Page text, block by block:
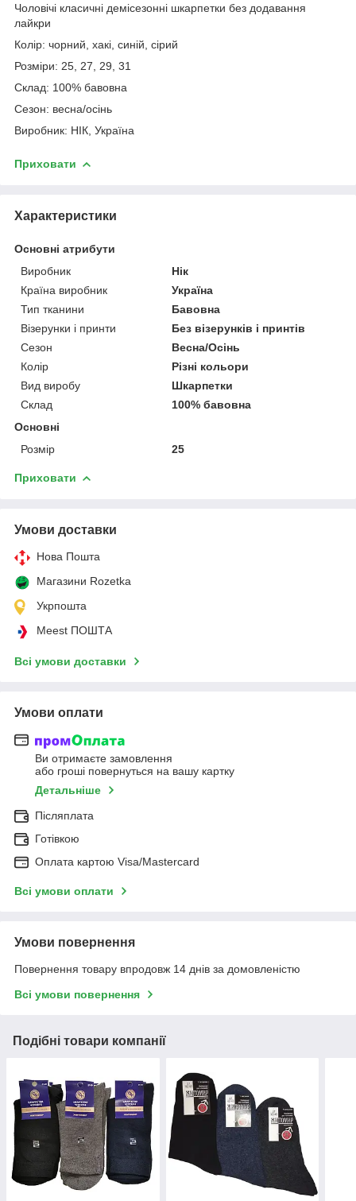
Чоловічі класичні демісезонні шкарпетки без додавання
лайкри
Колір: чорний, хакі, синій, сірий
Розміри: 25, 27, 29, 31
Склад: 100% бавовна
Сезон: весна/осінь
Виробник: НІК, Україна
Приховати
Характеристики
Основні атрибути
Виробник
Нік
Країна виробник
Україна
Тип тканини
Бавовна
Візерунки і принти
Без візерунків і принтів
Сезон
Весна/Осінь
Колір
Різні кольори
Вид виробу
Шкарпетки
Склад
100% бавовна
Основні
Розмір
25
Приховати
Умови доставки
Нова Пошта
Магазини Rozetka
Укрпошта
Meest ПОШТА
Всі умови доставки
Умови оплати
Ви отримаєте замовлення
або гроші повернуться на вашу картку
Детальніше
Післяплата
Готівкою
Оплата картою Visa/Mastercard
Всі умови оплати
Умови повернення
Повернення товару впродовж 14 днів за домовленістю
Всі умови повернення
Подібні товари компанії